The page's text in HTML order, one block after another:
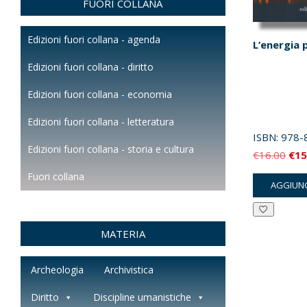
L’energia
ISBN:978-
€16.00 Il
€
FUORI COLLANA
Edizioni fuori collana - agenda
Edizioni fuori collana - diritto
Edizioni fuori collana - economia
Edizioni fuori collana - letteratura
Edizioni fuori collana - storia e cultura
Fuori collana
MATERIA
Archeologia Archivistica
Diritto Discipline umanistiche